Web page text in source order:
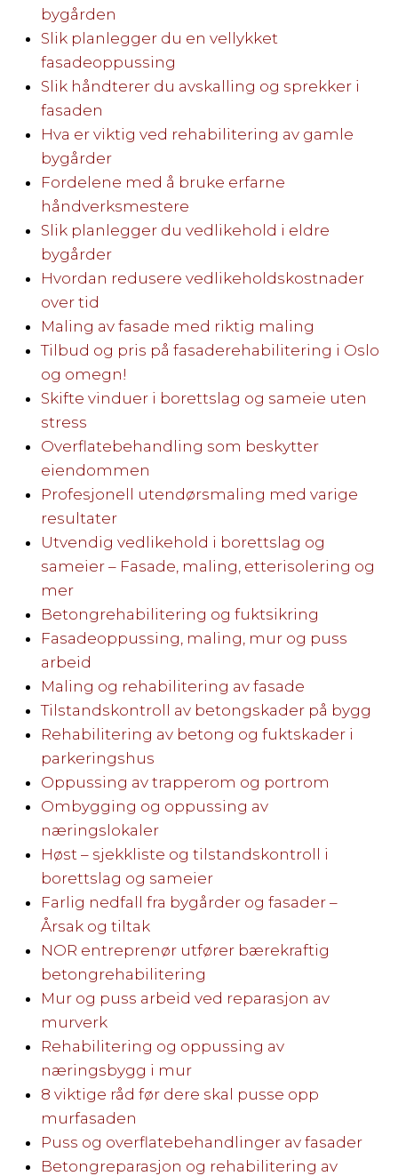
bygården
Slik planlegger du en vellykket
fasadeoppussing
Slik håndterer du avskalling og sprekker i
fasaden
Hva er viktig ved rehabilitering av gamle
bygårder
Fordelene med å bruke erfarne
håndverksmestere
Slik planlegger du vedlikehold i eldre
bygårder
Hvordan redusere vedlikeholdskostnader
over tid
Maling av fasade med riktig maling
Tilbud og pris på fasaderehabilitering i Oslo
og omegn!
Skifte vinduer i borettslag og sameie uten
stress
Overflatebehandling som beskytter
eiendommen
Profesjonell utendørsmaling med varige
resultater
Utvendig vedlikehold i borettslag og
sameier – Fasade, maling, etterisolering og
mer
Betongrehabilitering og fuktsikring
Fasadeoppussing, maling, mur og puss
arbeid
Maling og rehabilitering av fasade
Tilstandskontroll av betongskader på bygg
Rehabilitering av betong og fuktskader i
parkeringshus
Oppussing av trapperom og portrom
Ombygging og oppussing av
næringslokaler
Høst – sjekkliste og tilstandskontroll i
borettslag og sameier
Farlig nedfall fra bygårder og fasader –
Årsak og tiltak
NOR entreprenør utfører bærekraftig
betongrehabilitering
Mur og puss arbeid ved reparasjon av
murverk
Rehabilitering og oppussing av
næringsbygg i mur
8 viktige råd før dere skal pusse opp
murfasaden
Puss og overflatebehandlinger av fasader
Betongreparasjon og rehabilitering av